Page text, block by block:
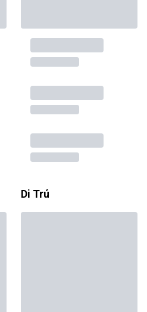
Di Trú